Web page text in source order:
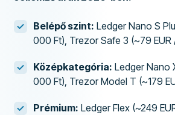
Belépő szint: Ledger Nano S
000 Ft), Trezor Safe 3 (~79 EUR
Középkategória: Ledger Nano
000 Ft), Trezor Model T (~179
Prémium: Ledger Flex (~249